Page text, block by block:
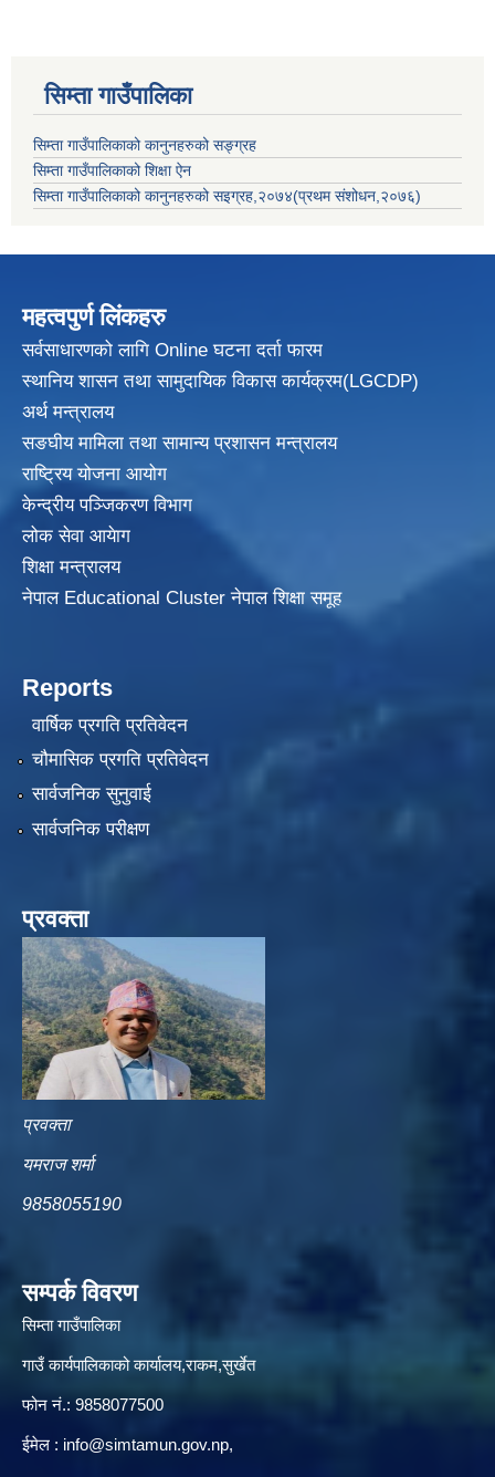
सिम्ता गाउँपालिका
सिम्ता गाउँपालिकाको कानुनहरुको सङ्ग्रह
सिम्ता गाउँपालिकाको शिक्षा ऐन
सिम्ता गाउँपालिकाको कानुनहरुको सइग्रह,२०७४(प्रथम संशोधन,२०७६)
महत्वपुर्ण लिंकहरु
सर्वसाधारणको लागि Online घटना दर्ता फारम
स्थानिय शासन तथा सामुदायिक विकासकार्यक्रम(LGCDP)
अर्थ मन्त्रालय
सङघीय मामिला तथा सामान्य प्रशासन मन्त्रालय
राष्ट्रिय योजना आयोग
केन्द्रीय पञ्जिकरण विभाग
लोक सेवा आयेाग
शिक्षा मन्त्रालय
नेपाल Educational Cluster नेपाल शिक्षा समूह
Reports
वार्षिक प्रगति प्रतिवेदन
चौमासिक प्रगति प्रतिवेदन
सार्वजनिक सुनुवाई
सार्वजनिक परीक्षण
प्रवक्ता
प्रवक्ता
यमराज शर्मा
9858055190
सम्पर्क विवरण
सिम्ता गाउँपालिका
गाउँ कार्यपालिकाको कार्यालय,राकम,सुर्खेत
फोन नं.: 9858077500
ईमेल‌ : info@simtamun.gov.np,